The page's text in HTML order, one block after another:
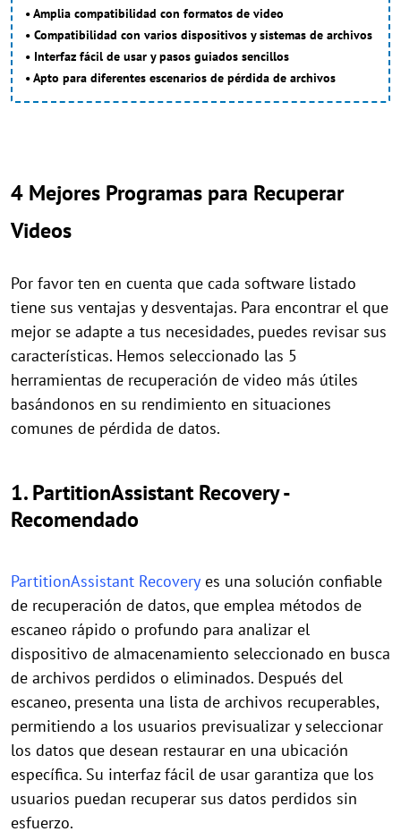
• Amplia compatibilidad con formatos de video
• Compatibilidad con varios dispositivos y sistemas de archivos
• Interfaz fácil de usar y pasos guiados sencillos
• Apto para diferentes escenarios de pérdida de archivos
4 Mejores Programas para Recuperar
Videos
Por favor ten en cuenta que cada software listado
tiene sus ventajas y desventajas. Para encontrar el que
mejor se adapte a tus necesidades, puedes revisar sus
características. Hemos seleccionado las 5
herramientas de recuperación de video más útiles
basándonos en su rendimiento en situaciones
comunes de pérdida de datos.
1. PartitionAssistant Recovery -
Recomendado
PartitionAssistant Recovery es una solución confiable
de recuperación de datos, que emplea métodos de
escaneo rápido o profundo para analizar el
dispositivo de almacenamiento seleccionado en busca
de archivos perdidos o eliminados. Después del
escaneo, presenta una lista de archivos recuperables,
permitiendo a los usuarios previsualizar y seleccionar
los datos que desean restaurar en una ubicación
específica. Su interfaz fácil de usar garantiza que los
usuarios puedan recuperar sus datos perdidos sin
esfuerzo.